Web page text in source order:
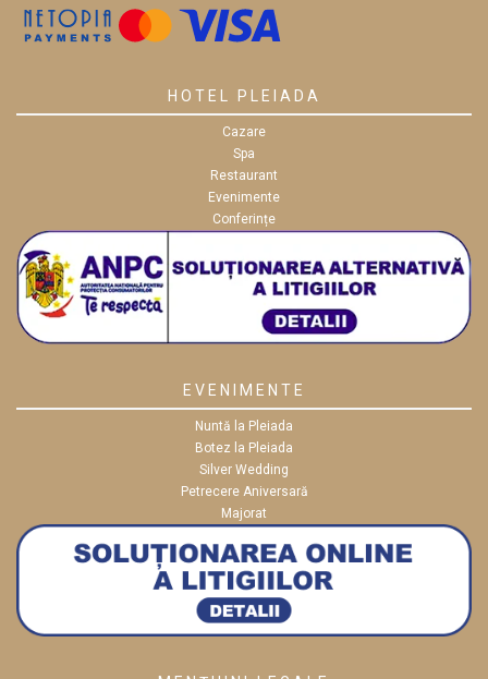
HOTEL PLEIADA
Cazare
Spa
Restaurant
Evenimente
Conferințe
EVENIMENTE
Nuntă la Pleiada
Botez la Pleiada
Silver Wedding
Petrecere Aniversară
Majorat